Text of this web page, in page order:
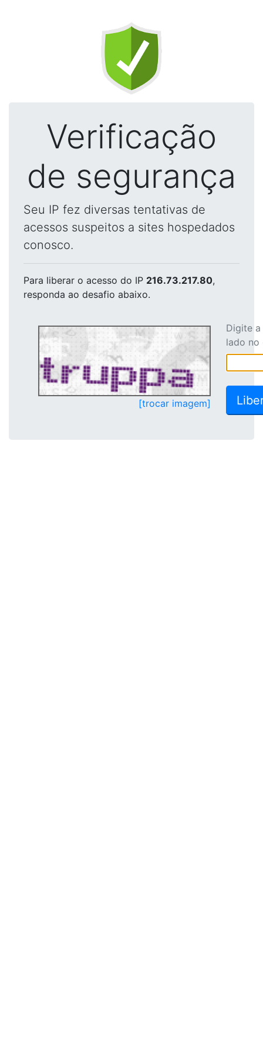
Verificação
de segurança
Seu IP fez diversas tentativas de
acessos suspeitos a sites hospedados
conosco.
Para liberar o acesso do IP 216.73.217.80,
responda ao desafio abaixo.
[trocar imagem]
Digite
lado no